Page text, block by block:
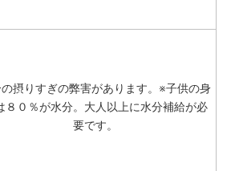
摂りすぎの弊害があります。※子供の身
８０％が水分。大人以上に水分補給が必
要です。